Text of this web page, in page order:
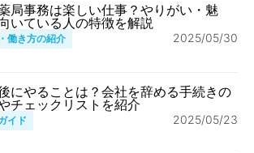
局事務は楽しい仕事？やりがい・魅
いている人の特徴を解説
働き方の紹介 2025/05/30
にやることは？会社を辞める手続きの
チェックリストを紹介
イド 2025/05/23